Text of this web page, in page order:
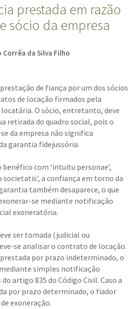
prestada em razão
sócio da empresa
da Silva Filho
de fiança por um dos sócios
de locação firmados pela
O sócio, entretanto, deve
retirada do quadro social, pois o
da empresa não significa
garantia fidejussória.
com ‘intuitu personae’,
societatis’, a confiança em torno da
também desaparece, o que
se mediante notificação
exoneratória.
ser tomada (judicial ou
se analisar o contrato de locação.
por prazo indeterminado, o
simples notificação
artigo 835 do Código Civil. Caso a
por prazo determinado, o fiador
exoneração.